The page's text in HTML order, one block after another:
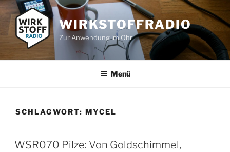
Zum
Inhalt
springen
WIRKSTOFFRADIO
Zur Anwendung im Ohr
Menü
SCHLAGWORT: MYCEL
WSR070 Pilze: Von Goldschimmel,